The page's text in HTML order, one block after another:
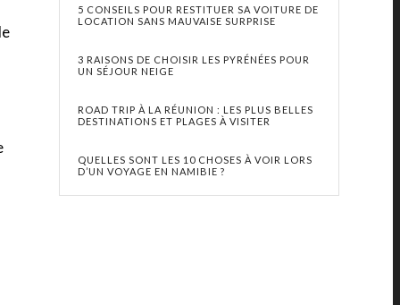
5 CONSEILS POUR RESTITUER SA VOITURE DE
LOCATION SANS MAUVAISE SURPRISE
3 RAISONS DE CHOISIR LES PYRÉNÉES POUR
UN SÉJOUR NEIGE
ROAD TRIP À LA RÉUNION : LES PLUS BELLES
DESTINATIONS ET PLAGES À VISITER
QUELLES SONT LES 10 CHOSES À VOIR LORS
D’UN VOYAGE EN NAMIBIE ?